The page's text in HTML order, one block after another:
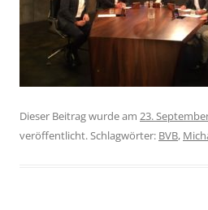
Dieser Beitrag wurde am 23.
veröffentlicht. Schlagwörter: BVB,